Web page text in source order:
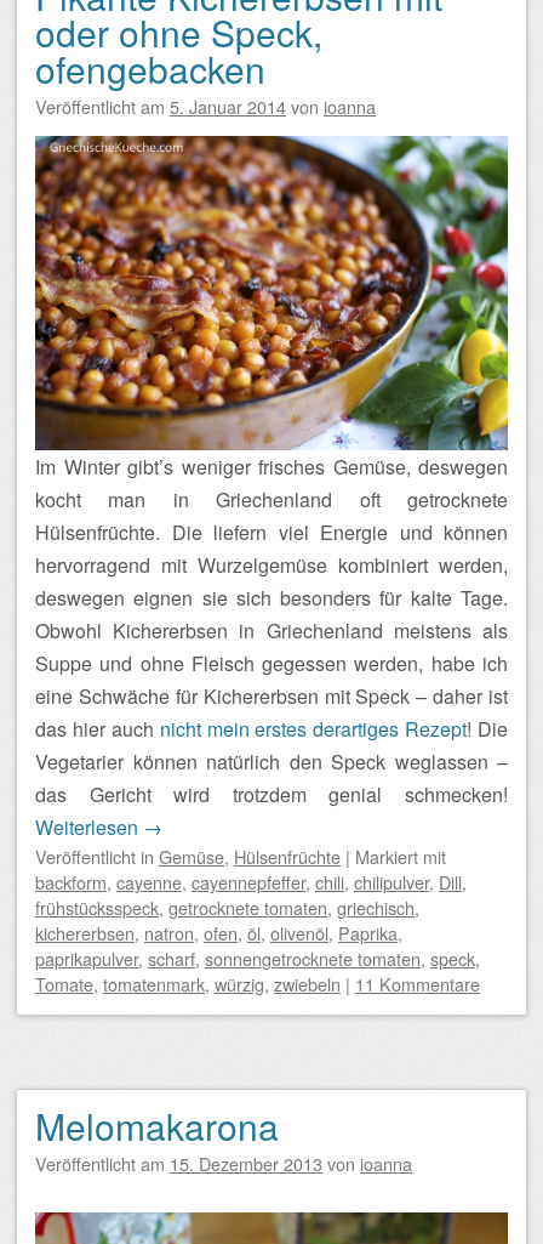
oder ohne Speck,
ofengebacken
Veröffentlicht am 5. Januar 2014von ioanna
Im Winter gibt’s weniger frisches Gemüse, deswegen
kocht man in Griechenland oft getrocknete
Hülsenfrüchte. Die liefern viel Energie und können
hervorragend mit Wurzelgemüse kombiniert werden,
deswegen eignen sie sich besonders für kalte Tage.
Obwohl Kichererbsen in Griechenland meistens als
Suppe und ohne Fleisch gegessen werden, habe ich
eine Schwäche für Kichererbsen mit Speck – daher ist
das hier auch nicht mein erstes derartiges Rezept! Die
Vegetarier können natürlich den Speck weglassen –
das Gericht wird trotzdem genial schmecken!
Weiterlesen →
Veröffentlicht in Gemüse, Hülsenfrüchte | Markiert mit
backform, cayenne, cayennepfeffer, chili, chilipulver, Dill,
frühstücksspeck, getrocknete tomaten, griechisch,
kichererbsen, natron, ofen, öl, olivenöl, Paprika,
paprikapulver, scharf, sonnengetrocknete tomaten, speck,
Tomate, tomatenmark, würzig, zwiebeln | 11 Kommentare
Melomakarona
Veröffentlicht am 15. Dezember 2013 von ioanna